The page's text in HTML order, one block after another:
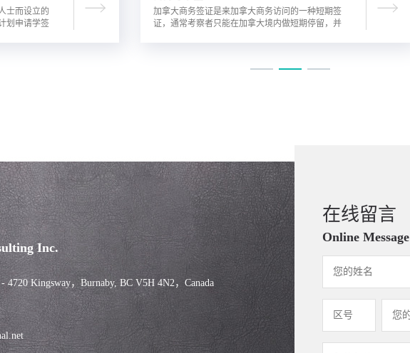
士而设立的
划申请学签
加拿大商务签证是来加拿大商务访问的一种短期签
证，通常考察者只能在加拿大境内做短期停留，并
Inc.
Kingsway，Burnaby, BC V5H 4N2，Canada
在线留言
Online Message